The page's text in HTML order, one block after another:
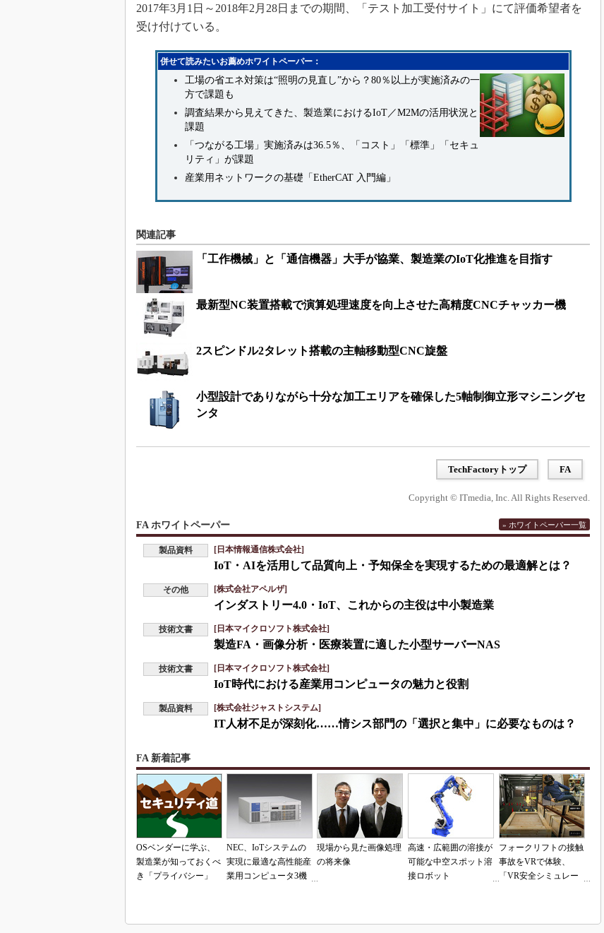
2017年3月1日～2018年2月28日までの期間、「テスト加工受付サイト」にて評価希望者を
受け付けている。
併せて読みたいお薦めホワイトペーパー：
工場の省エネ対策は“照明の見直し”から？80％以上が実施済みの一
方で課題も
調査結果から見えてきた、製造業におけるIoT／M2Mの活用状況と
課題
「つながる工場」実施済みは36.5％、「コスト」「標準」「セキュ
リティ」が課題
産業用ネットワークの基礎「EtherCAT 入門編」
関連記事
「工作機械」と「通信機器」大手が協業、製造業のIoT化推進を目指す
最新型NC装置搭載で演算処理速度を向上させた高精度CNCチャッカー機
2スピンドル2タレット搭載の主軸移動型CNC旋盤
小型設計でありながら十分な加工エリアを確保した5軸制御立形マシニングセ
ンタ
TechFactoryトップ FA
Copyright © ITmedia, Inc. All Rights Reserved.
FA ホワイトペーパー » ホワイトペーパー一覧
製品資料 [日本情報通信株式会社]
IoT・AIを活用して品質向上・予知保全を実現するための最適解とは？
その他 [株式会社アペルザ]
インダストリー4.0・IoT、これからの主役は中小製造業
技術文書 [日本マイクロソフト株式会社]
製造FA・画像分析・医療装置に適した小型サーバーNAS
技術文書 [日本マイクロソフト株式会社]
IoT時代における産業用コンピュータの魅力と役割
製品資料 [株式会社ジャストシステム]
IT人材不足が深刻化……情シス部門の「選択と集中」に必要なものは？
FA 新着記事
OSベンダーに学ぶ、
製造業が知っておくべ
き「プライバシー」
NEC、IoTシステムの
実現に最適な高性能産
業用コンピュータ3機
現場から見た画像処理
の将来像
高速・広範囲の溶接が
可能な中空スポット溶
接ロボット
フォークリフトの接触
事故をVRで体験、
「VR安全シミュレー